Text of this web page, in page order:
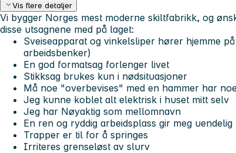
Vis flere detaljer
Vi bygger Norges mest moderne skiltfabrikk, og
disse utsagnene med på laget:
Sveiseapparat og vinkelsliper hører hjemme
arbeidsbenker)
En god formatsag forlenger livet
Stikksag brukes kun i nødsituasjoner
Må noe "overbevises" med en hammer har
Jeg kunne koblet alt elektrisk i huset mitt selv
Jeg har Nøyaktig som mellomnavn
En ren og ryddig arbeidsplass gir meg
Trapper er til for å springes
Irriteres grenseløst av slurv